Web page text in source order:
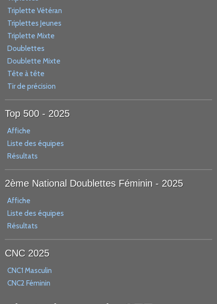
Triplette Vétéran
Triplettes Jeunes
Triplette Mixte
Doublettes
Doublette Mixte
Tête à tête
Tir de précision
Top 500 - 2025
Affiche
Liste des équipes
Résultats
2ème National Doublettes Féminin - 2025
Affiche
Liste des équipes
Résultats
CNC 2025
CNC1 Masculin
CNC2 Féminin